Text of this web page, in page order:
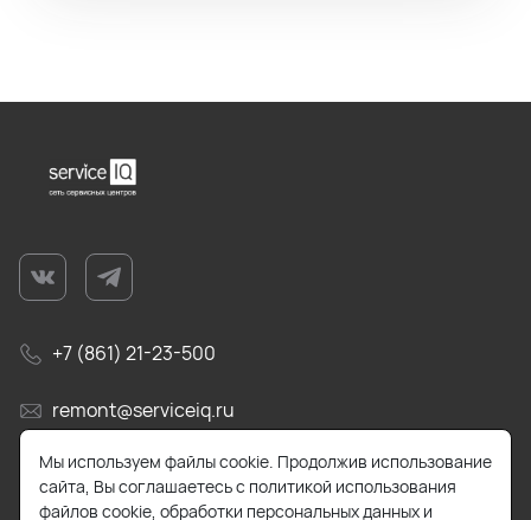
+7 (861) 21-23-500
remont@serviceiq.ru
г. Краснодар, ул. Бабушкина, д. 309
Мы используем файлы cookie. Продолжив использование
сайта, Вы соглашаетесь с политикой использования
файлов cookie, обработки персональных данных и